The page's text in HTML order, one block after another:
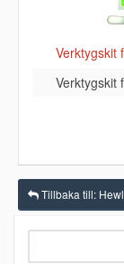
Verktygskit
Verktygskit
Tillbaka till: